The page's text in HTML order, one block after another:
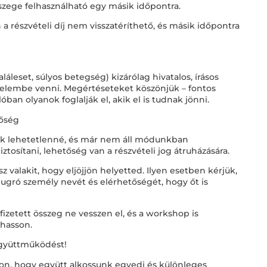
felhasználható egy másik időpontra.
részvételi díj nem visszatéríthető, és másik időpontra
súlyos betegség) kizárólag hivatalos, írásos
venni. Megértéseteket köszönjük – fontos
olyanok foglalják el, akik el is tudnak jönni.
lehetetlenné, és már nem áll módunkban
lehetőség van a részvételi jog átruházására.
valakit, hogy eljöjjön helyetted. Ilyen esetben kérjük,
személy nevét és elérhetőségét, hogy őt is
összeg ne vesszen el, és a workshop is
hogy együtt alkossunk egyedi és különleges